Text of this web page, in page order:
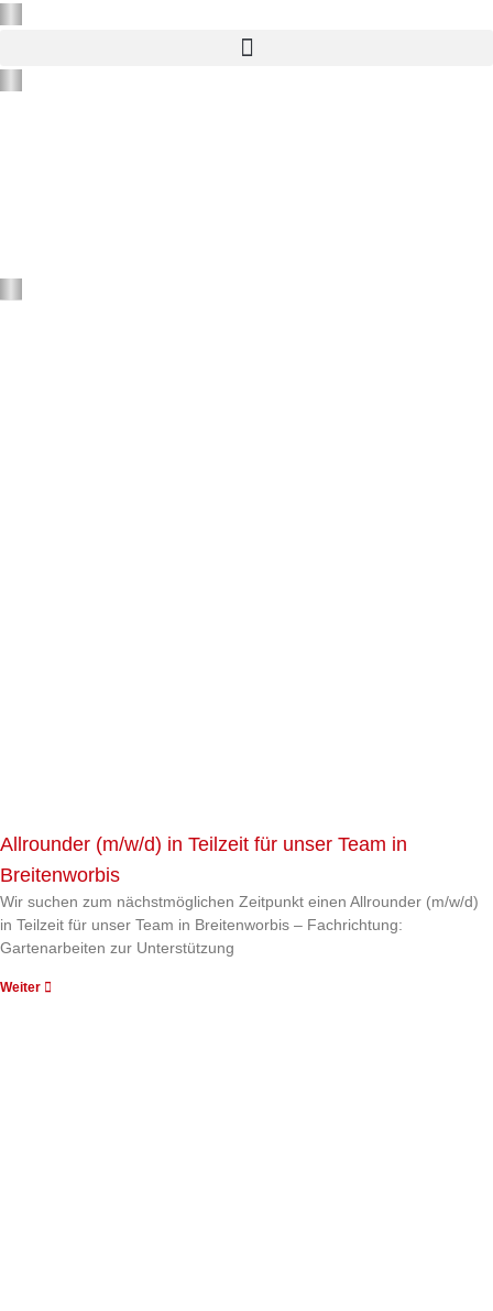
Allrounder (m/w/d) in Teilzeit für unser Team in
Breitenworbis
Wir suchen zum nächstmöglichen Zeitpunkt einen Allrounder (m/w/d)
in Teilzeit für unser Team in Breitenworbis – Fachrichtung:
Gartenarbeiten zur Unterstützung
Weiter